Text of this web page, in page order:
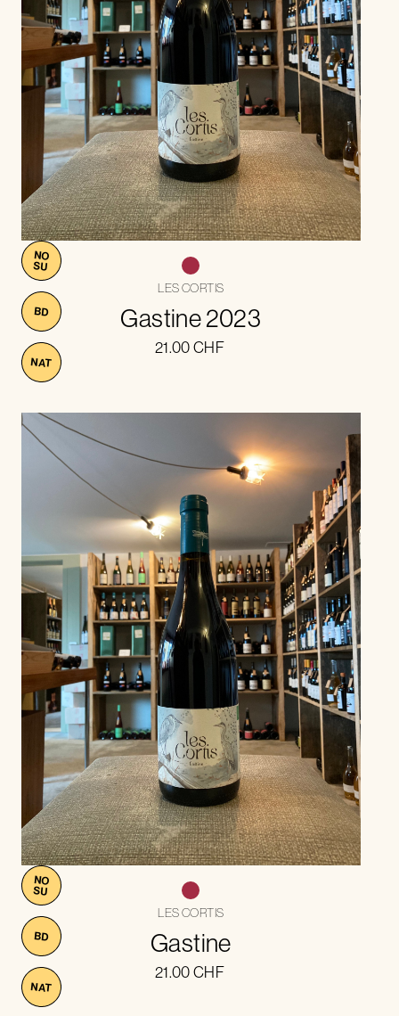
NO
SU
BD
NAT
LES CORTIS
Gastine 2023
21.00CHF
NO
SU
BD
NAT
LES CORTIS
Gastine
21.00CHF